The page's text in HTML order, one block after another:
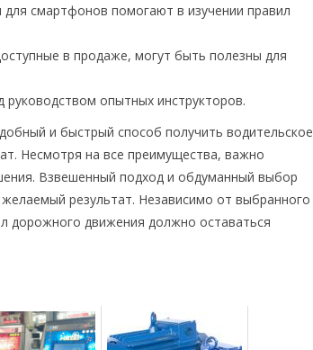
смартфонов помогают в изучении правил
в продаже, могут быть полезны для
опытных инструкторов.
и быстрый способ получить водительское
Несмотря на все преимущества, важно
Взвешенный подход и обдуманный выбор
результат. Независимо от выбранного
дорожного движения должно оставаться